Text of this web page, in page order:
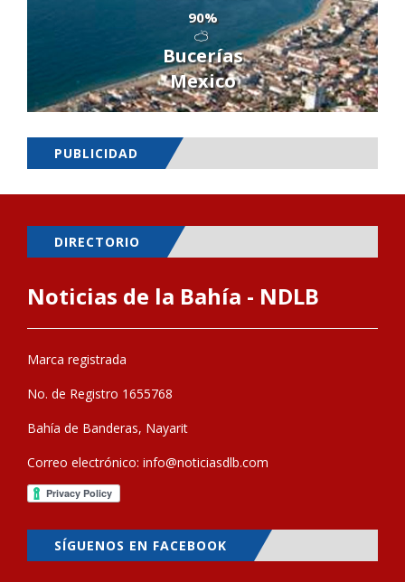
90%
Bucerías
Mexico
PUBLICIDAD
DIRECTORIO
Noticias de la Bahía - NDLB
Marca registrada
No. de Registro 1655768
Bahía de Banderas, Nayarit
Correo electrónico: info@noticiasdlb.com
SÍGUENOS EN FACEBOOK